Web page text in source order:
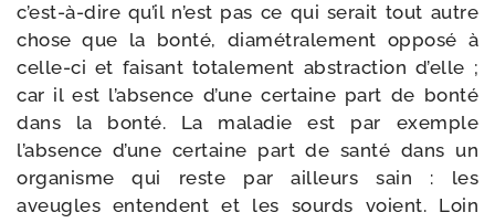
c’est-à-dire qu’il n’est pas ce qui serait tout autre
chose que la bon­té, dia­mé­tra­le­ment oppo­sé à
celle-​ci et fai­sant tota­le­ment abs­trac­tion d’elle ;
car il est l’absence d’une cer­taine part de bon­té
dans la bon­té. La mala­die est par exemple
l’absence d’une cer­taine part de san­té dans un
orga­nisme qui reste par ailleurs sain : les
aveugles entendent et les sourds voient. Loin